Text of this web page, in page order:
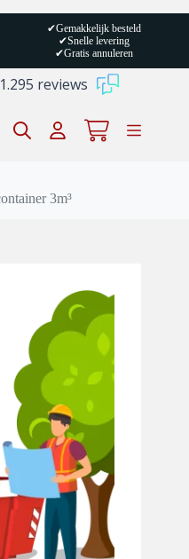
✔Gemakkelijk besteld
✔Snelle levering
✔Gratis annuleren
1.295 reviews
Winkelwagen
3m³